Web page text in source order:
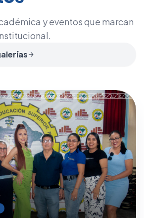
y eventos que marcan
arrow_forward